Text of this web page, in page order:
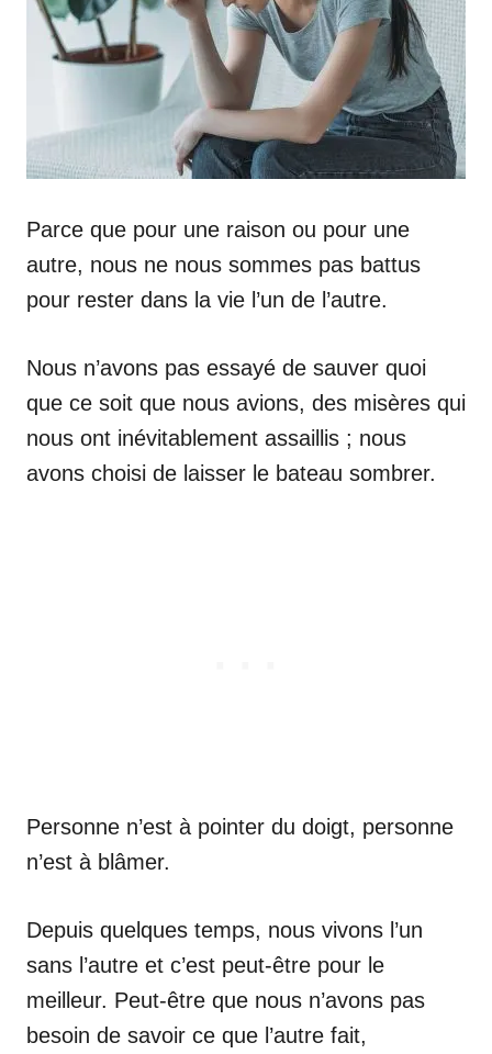
Parce que pour une raison ou pour une
autre, nous ne nous sommes pas battus
pour rester dans la vie l’un de l’autre.
Nous n’avons pas essayé de sauver quoi
que ce soit que nous avions, des misères qui
nous ont inévitablement assaillis ; nous
avons choisi de laisser le bateau sombrer.
Personne n’est à pointer du doigt, personne
n’est à blâmer.
Depuis quelques temps, nous vivons l’un
sans l’autre et c’est peut-être pour le
meilleur. Peut-être que nous n’avons pas
besoin de savoir ce que l’autre fait,